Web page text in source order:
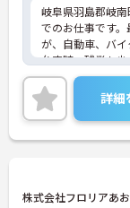
岐阜県羽島郡岐
でのお仕事です
が、自動車、バ
台定時、残業も
です。施設サー
る法人が母体で安
魅力です。ご興
など、さらに詳
ご相談ください！
詳細
株式会社フロリアあ